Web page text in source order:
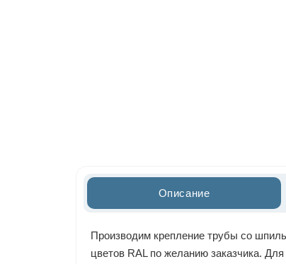
Описание
Производим крепление трубы со
цветов RAL по желанию заказчика.